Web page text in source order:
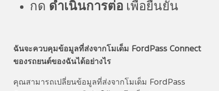
กด ดำเนินการต่อเพื่อยืนยัน
ฉันจะควบคุมข้อมูลที่ส่งจากโมเด็ม FordPass Connect
ของรถยนต์ของฉันได้อย่างไร
คุณสามารถเปลี่ยนข้อมูลที่ส่งจากโมเด็ม FordPass